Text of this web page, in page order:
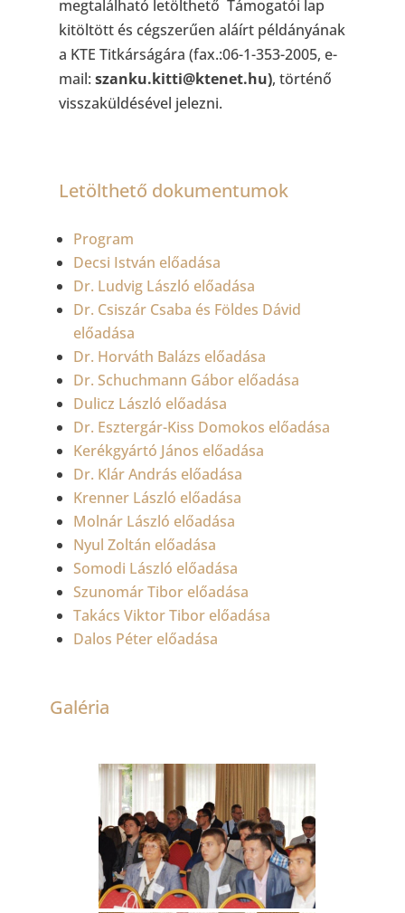
megtalálható letölthető Támogatói lap
kitöltött és cégszerűen aláírt példányának
a KTE Titkárságára (fax.:06-1-353-2005, e-
mail: szanku.kitti@ktenet.hu), történő
visszaküldésével jelezni.
Letölthető dokumentumok
Program
Decsi István előadása
Dr. Ludvig László előadása
Dr. Csiszár Csaba és Földes Dávid
előadása
Dr. Horváth Balázs előadása
Dr. Schuchmann Gábor előadása
Dulicz László előadása
Dr. Esztergár-Kiss Domokos előadása
Kerékgyártó János előadása
Dr. Klár András előadása
Krenner László előadása
Molnár László előadása
Nyul Zoltán előadása
Somodi László előadása
Szunomár Tibor előadása
Takács Viktor Tibor előadása
Dalos Péter előadása
Galéria